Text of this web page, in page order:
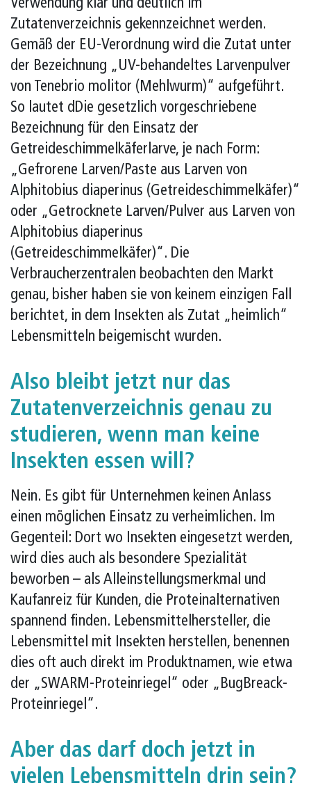
Verwendung klar und deutlich im
Zutatenverzeichnis gekennzeichnet werden.
Gemäß der EU-Verordnung wird die Zutat unter
der Bezeichnung „UV-behandeltes Larvenpulver
von Tenebrio molitor (Mehlwurm)“ aufgeführt.
So lautet dDie gesetzlich vorgeschriebene
Bezeichnung für den Einsatz der
Getreideschimmelkäferlarve, je nach Form:
„Gefrorene Larven/Paste aus Larven von
Alphitobius diaperinus (Getreideschimmelkäfer)“
oder „Getrocknete Larven/Pulver aus Larven von
Alphitobius diaperinus
(Getreideschimmelkäfer)“. Die
Verbraucherzentralen beobachten den Markt
genau, bisher haben sie von keinem einzigen Fall
berichtet, in dem Insekten als Zutat „heimlich“
Lebensmitteln beigemischt wurden.
Also bleibt jetzt nur das
Zutatenverzeichnis genau zu
studieren, wenn man keine
Insekten essen will?
Nein. Es gibt für Unternehmen keinen Anlass
einen möglichen Einsatz zu verheimlichen. Im
Gegenteil: Dort wo Insekten eingesetzt werden,
wird dies auch als besondere Spezialität
beworben – als Alleinstellungsmerkmal und
Kaufanreiz für Kunden, die Proteinalternativen
spannend finden. Lebensmittelhersteller, die
Lebensmittel mit Insekten herstellen, benennen
dies oft auch direkt im Produktnamen, wie etwa
der „SWARM-Proteinriegel“ oder „BugBreack-
Proteinriegel“.
Aber das darf doch jetzt in
vielen Lebensmitteln drin sein?